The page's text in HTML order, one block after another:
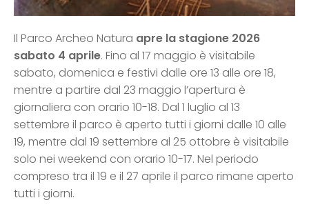
Il Parco Archeo Natura apre la stagione 2026
sabato 4 aprile. Fino al 17 maggio è visitabile
sabato, domenica e festivi dalle ore 13 alle ore 18,
mentre a partire dal 23 maggio l’apertura è
giornaliera con orario 10-18. Dal 1 luglio al 13
settembre il parco è aperto tutti i giorni dalle 10 alle
19, mentre dal 19 settembre al 25 ottobre è visitabile
solo nei weekend con orario 10-17. Nel periodo
compreso tra il 19 e il 27 aprile il parco rimane aperto
tutti i giorni.